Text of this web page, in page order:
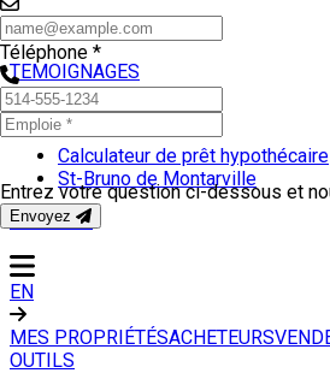
VENDEURS
TEMOIGNAGES
OUTILS
Calculateur de prêt hypothécaire
St-Bruno de Montarville
CONTACT
EN
MES PROPRIÉTÉSACHETEURS
OUTILS
Téléphone *
Entrez votre question ci-dessous et
Envoyez